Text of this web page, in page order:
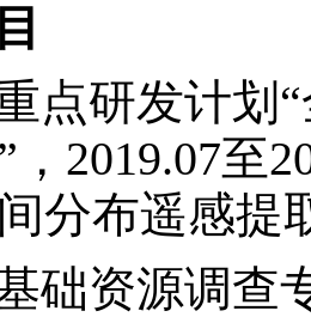
点研发计划
，2019.07至
分布遥感提
础资源调查